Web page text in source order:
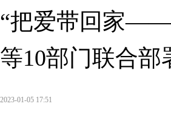
“把爱带回家——
等10部门联合部
2023-01-05 17:51